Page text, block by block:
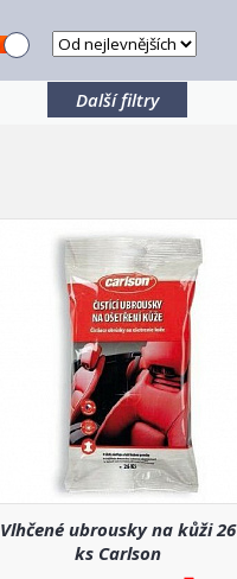
Další filtry
Vlhčené ubrousky na kůži 26
ks Carlson